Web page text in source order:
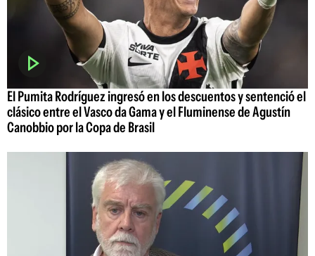
El Pumita Rodríguez ingresó en los descuentos y sentenció el
clásico entre el Vasco da Gama y el Fluminense de Agustín
Canobbio por la Copa de Brasil